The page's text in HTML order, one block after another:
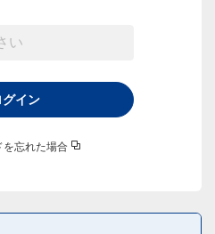
グイン
を忘れた場合